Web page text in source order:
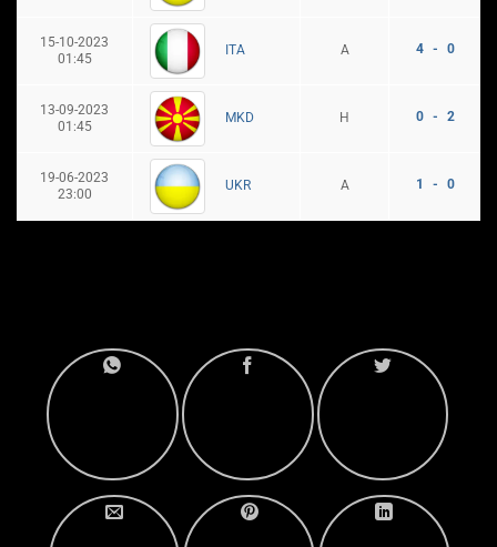
15-10-2023
01:45
ITA A 4 - 0
13-09-2023
01:45
MKD H 0 - 2
19-06-2023
23:00
UKR A 1 - 0